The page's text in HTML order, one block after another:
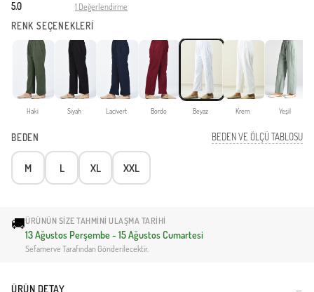
5.0 1 Değerlendirme
RENK SEÇENEKLERİ
Haki Siyah Lacivert Bordo Beyaz Krem Yeşil
BEDEN BEDEN VE ÖLÇÜ TABLOSU
M L XL XXL
🚚ÜRÜNÜN SIZE TAHMINI ULAŞMA TARIHI
13 Ağustos Perşembe - 15 Ağustos Cumartesi
Sefamerve Tarafından Gönderilecektir.
ÜRÜN DETAY